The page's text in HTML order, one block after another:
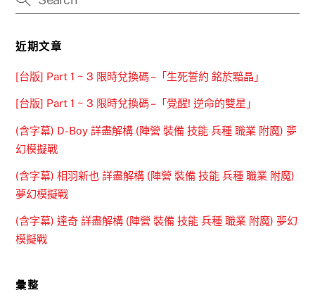
近期文章
[台版] Part 1 ~ 3 限時兌換碼 –「生死誓約 銘於黯晶」
[台版] Part 1 ~ 3 限時兌換碼 –「覺醒! 逆命的雙星」
(含字幕) D-Boy 詳盡解構 (陣營 裝備 技能 兵種 職業 附魔) 夢
幻模擬戰
(含字幕) 相羽新也 詳盡解構 (陣營 裝備 技能 兵種 職業 附魔)
夢幻模擬戰
(含字幕) 達奇 詳盡解構 (陣營 裝備 技能 兵種 職業 附魔) 夢幻
模擬戰
彙整